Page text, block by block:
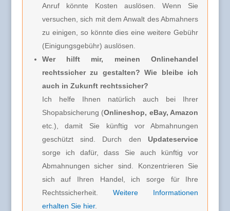
Anruf könnte Kosten auslösen. Wenn Sie
versuchen, sich mit dem Anwalt des Abmahners
zu einigen, so könnte dies eine weitere Gebühr
(Einigungsgebühr) auslösen.
Wer hilft mir, meinen Onlinehandel
rechtssicher zu gestalten? Wie bleibe ich
auch in Zukunft rechtssicher?
Ich helfe Ihnen natürlich auch bei Ihrer
Shopabsicherung (Onlineshop, eBay, Amazon
etc.), damit Sie künftig vor Abmahnungen
geschützt sind. Durch den Updateservice
sorge ich dafür, dass Sie auch künftig vor
Abmahnungen sicher sind. Konzentrieren Sie
sich auf Ihren Handel, ich sorge für Ihre
Rechtssicherheit. Weitere Informationen
erhalten Sie hier.